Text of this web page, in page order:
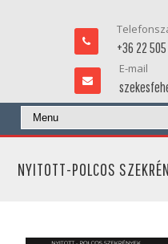
+36 22
E-mail
NYITOTT-POLCOS